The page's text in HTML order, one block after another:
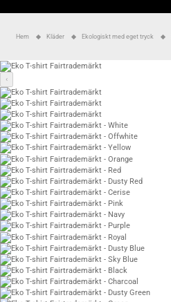
Hem Kläder Ekologiskt med eget tryck
‹